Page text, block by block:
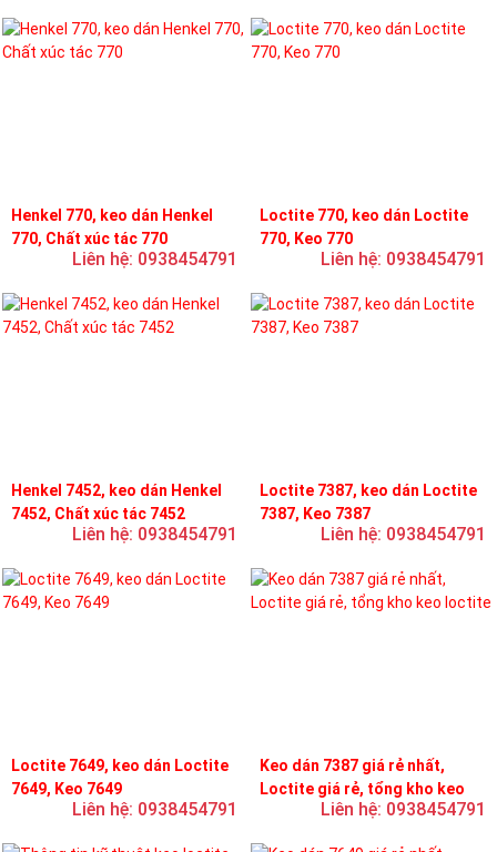
Henkel 770, keo dán Henkel
770, Chất xúc tác 770
Liên hệ: 0938454791
Loctite 770, keo dán Loctite
770, Keo 770
Liên hệ: 0938454791
Henkel 7452, keo dán Henkel
7452, Chất xúc tác 7452
Liên hệ: 0938454791
Loctite 7387, keo dán Loctite
7387, Keo 7387
Liên hệ: 0938454791
Loctite 7649, keo dán Loctite
7649, Keo 7649
Liên hệ: 0938454791
Keo dán 7387 giá rẻ nhất,
Loctite giá rẻ, tổng kho keo
Liên hệ: 0938454791